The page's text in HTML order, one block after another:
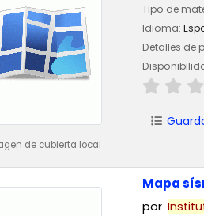
de cubierta local
Tipo de
Idioma:
Detalles de
Mapa
por